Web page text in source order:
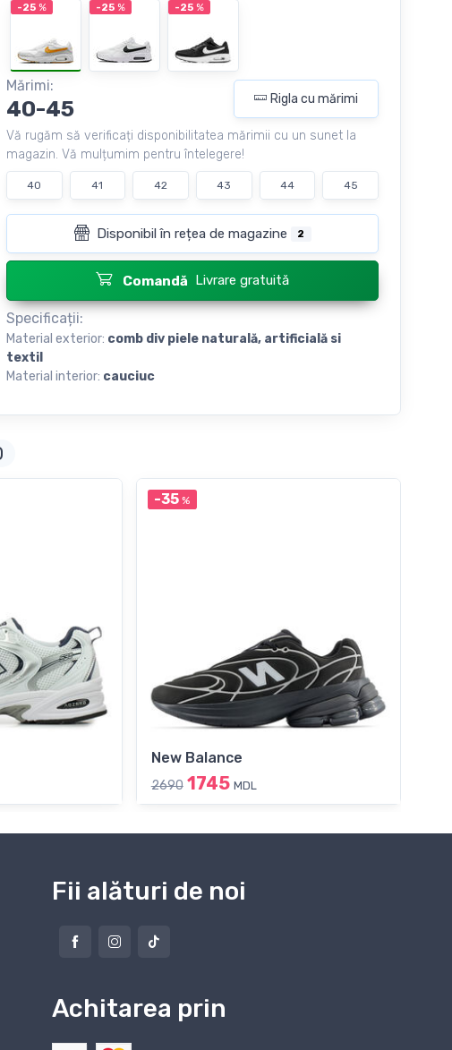
-25% -25% -25%
Mărimi:
40-45 Rigla cu mărimi
Vă rugăm să verificați disponibilitatea mărimii cu un sunet la
magazin. Vă mulțumim pentru întelegere!
40 41 42 43 44 45
Disponibil în rețea de magazine 2
Comandă Livrare gratuită
Specificații:
Material exterior: сomb div piele naturală, artificială si
textil
Material interior: cauciuc
-35 %
New Balance
2690 1745 MDL
Fii alături de noi
Achitarea prin